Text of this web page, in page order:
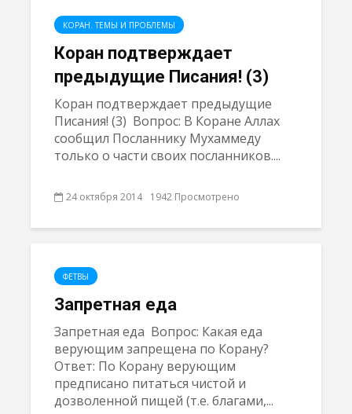
КОРАН. ТЕМЫ И ПРОБЛЕМЫ
Коран подтверждает
предыдущие Писания! (3)
Коран подтверждает предыдущие
Писания! (3) Вопрос: В Коране Аллах
сообщил Посланнику Мухаммеду
только о части своих посланников....
24 октября 2014 1942 Просмотрено
ФЕТВЫ
Запретная еда
Запретная еда Вопрос: Какая еда
верующим запрещена по Корану?
Ответ: По Корану верующим
предписано питаться чистой и
дозволенной пищей (т.е. благами,...